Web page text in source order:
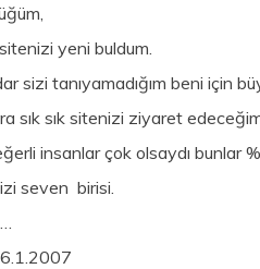
yeni buldum.
sizi tanıyamadığım beni için
sık sık sitenizi ziyaret
insanlar çok olsaydı bunlar
seven birisi.